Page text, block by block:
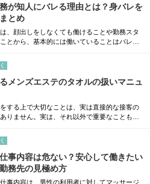
そして嬉しい差し入れをもらいやすくするち
かりやすくご紹介して...
が知人にバレる理由とは？身バレを
とめ
、顔出しをしなくても働けることや勤務スタ
とから、基本的には働いていることはバレに
動によっては身バレしてしまうリスクもゼロ
記事では、メンズエステで身バレしてしまう
クを下げるための対策を分かりやすく解説し
ステで働いていること...
メンズエステのタオルの扱いマニュ
する上で大切なことは、実は直接的な接客の
りません。実は、それ以外で重要なこともた
、メンズエステではタオルを扱う場面が非常
こそタオルの巻き方・畳み方はお客さんにも
。タオルを綺麗に巻く・畳むことができれ
良くなりますし、同時に...
事内容は危ない？安心して働きたい
務先の見極め方
事内容は、男性の利用者に対してマッサージ